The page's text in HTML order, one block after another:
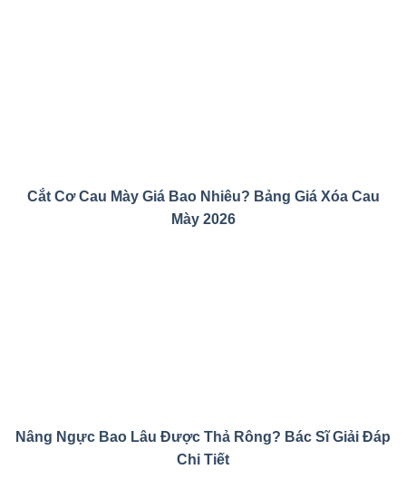
Cắt Cơ Cau Mày Giá Bao Nhiêu? Bảng Giá Xóa Cau
Mày 2026
Nâng Ngực Bao Lâu Được Thả Rông? Bác Sĩ Giải Đáp
Chi Tiết